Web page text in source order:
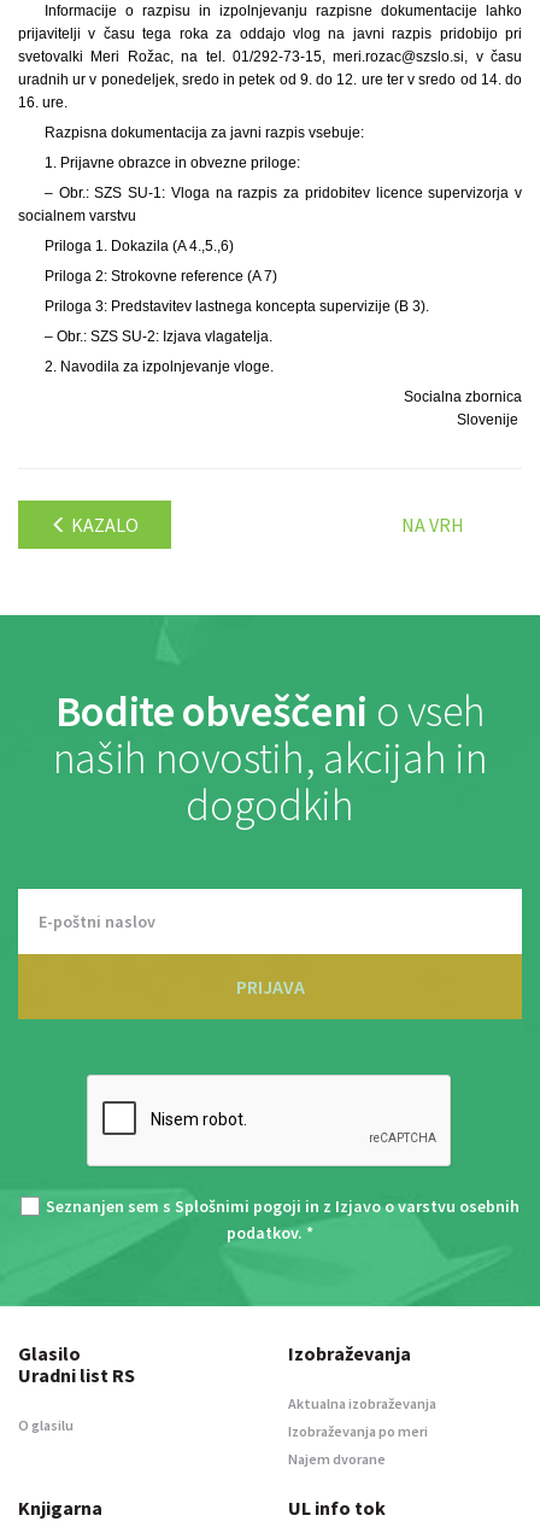
Informacije o razpisu in izpolnjevanju razpisne dokumentacije lahko
prijavitelji v času tega roka za oddajo vlog na javni razpis pridobijo pri
svetovalki Meri Rožac, na tel. 01/292-73-15, meri.rozac@szslo.si, v času
uradnih ur v ponedeljek, sredo in petek od 9. do 12. ure ter v sredo od 14. do
16. ure.
Razpisna dokumentacija za javni razpis vsebuje:
1. Prijavne obrazce in obvezne priloge:
– Obr.: SZS SU-1: Vloga na razpis za pridobitev licence supervizorja v
socialnem varstvu
Priloga 1. Dokazila (A 4.,5.,6)
Priloga 2: Strokovne reference (A 7)
Priloga 3: Predstavitev lastnega koncepta supervizije (B 3).
– Obr.: SZS SU-2: Izjava vlagatelja.
2. Navodila za izpolnjevanje vloge.
Socialna zbornica
Slovenije
KAZALO NA VRH
Bodite obveščeni o vseh
naših novostih, akcijah in
dogodkih
PRIJAVA
Seznanjen sem s Splošnimi pogoji in z Izjavo o varstvu osebnih
podatkov. *
Glasilo
Uradni list RS
O glasilu
Izobraževanja
Aktualna izobraževanja
Izobraževanja po meri
Najem dvorane
Knjigarna UL info tok